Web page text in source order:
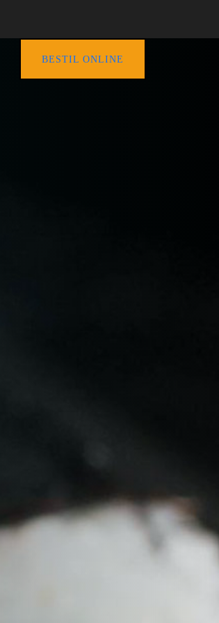
BESTIL ONLINE